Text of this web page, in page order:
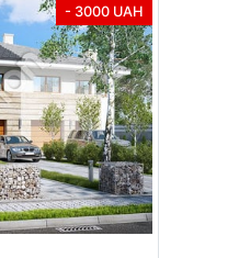
- 3000 UAH